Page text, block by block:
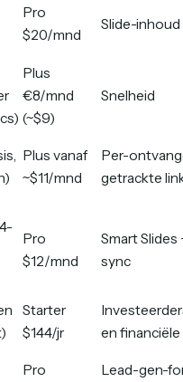
Pro
$20/mnd
Slide-
Plus
€8/mnd
(~$9)
Snelheid
Plus vanaf
~$11/mnd
Per-
getrackte
Pro
$12/mnd
Smart Slides
sync
Starter
$144/jr
en
Pro
Lead-gen-